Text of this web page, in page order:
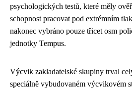
psychologických testů, které měly
schopnost pracovat pod extrémním
nakonec vybráno pouze třicet osm
jednotky Tempus.
Výcvik zakladatelské skupiny trval
speciálně vybudovaném výcvikovém